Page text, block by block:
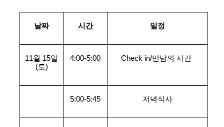
날짜 시간 일정
11월 15일
(토)
4:00-5:00 Check in/만남의 시간
5:00-5:45 저녁식사